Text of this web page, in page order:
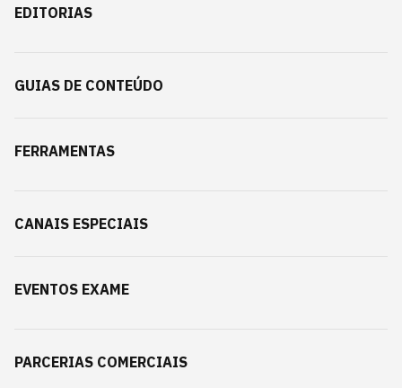
EDITORIAS
GUIAS DE CONTEÚDO
FERRAMENTAS
CANAIS ESPECIAIS
EVENTOS EXAME
PARCERIAS COMERCIAIS